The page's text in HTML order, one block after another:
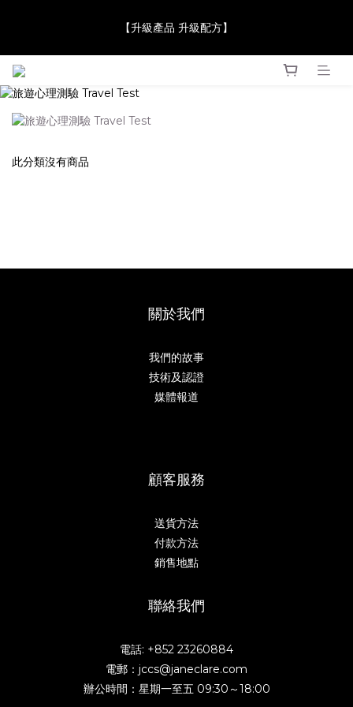
Award 勇奪金獎】
【升級產品 升級配方】
【JaneClare 康膚薈在iida Award Milan 2024 Professional
Award 勇奪金獎】
此分類沒有商品
關於我們
我們的故事
技術及認證
媒體報道
顧客服務
送貨方法
付款方法
銷售地點
聯絡我們
電話: +852 23260884
電郵：jccs@janeclare.com
辦公時間：星期一至五 09:30～18:00